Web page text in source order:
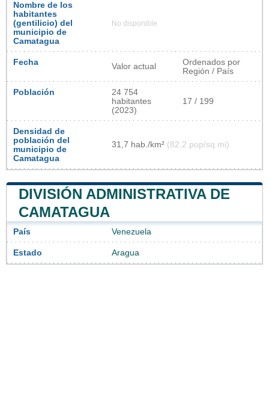
Nombre de los
habitantes
(gentilicio) del
municipio de
Camatagua
No disponible
Fecha Valor actual
Ordenados por
Región / País
Población
24 754
habitantes
(2023)
17 / 199
Densidad de
población del
municipio de
Camatagua
31,7 hab./km² (82,2 pop/sq mi)
DIVISIÓN ADMINISTRATIVA DE
CAMATAGUA
País Venezuela
Estado Aragua